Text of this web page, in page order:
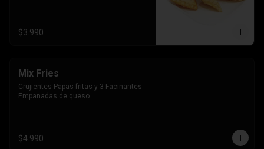
$3.990
Mix Fries
Crujientes Papas fritas y 3 Facinantes
Empanadas de queso
$4.990